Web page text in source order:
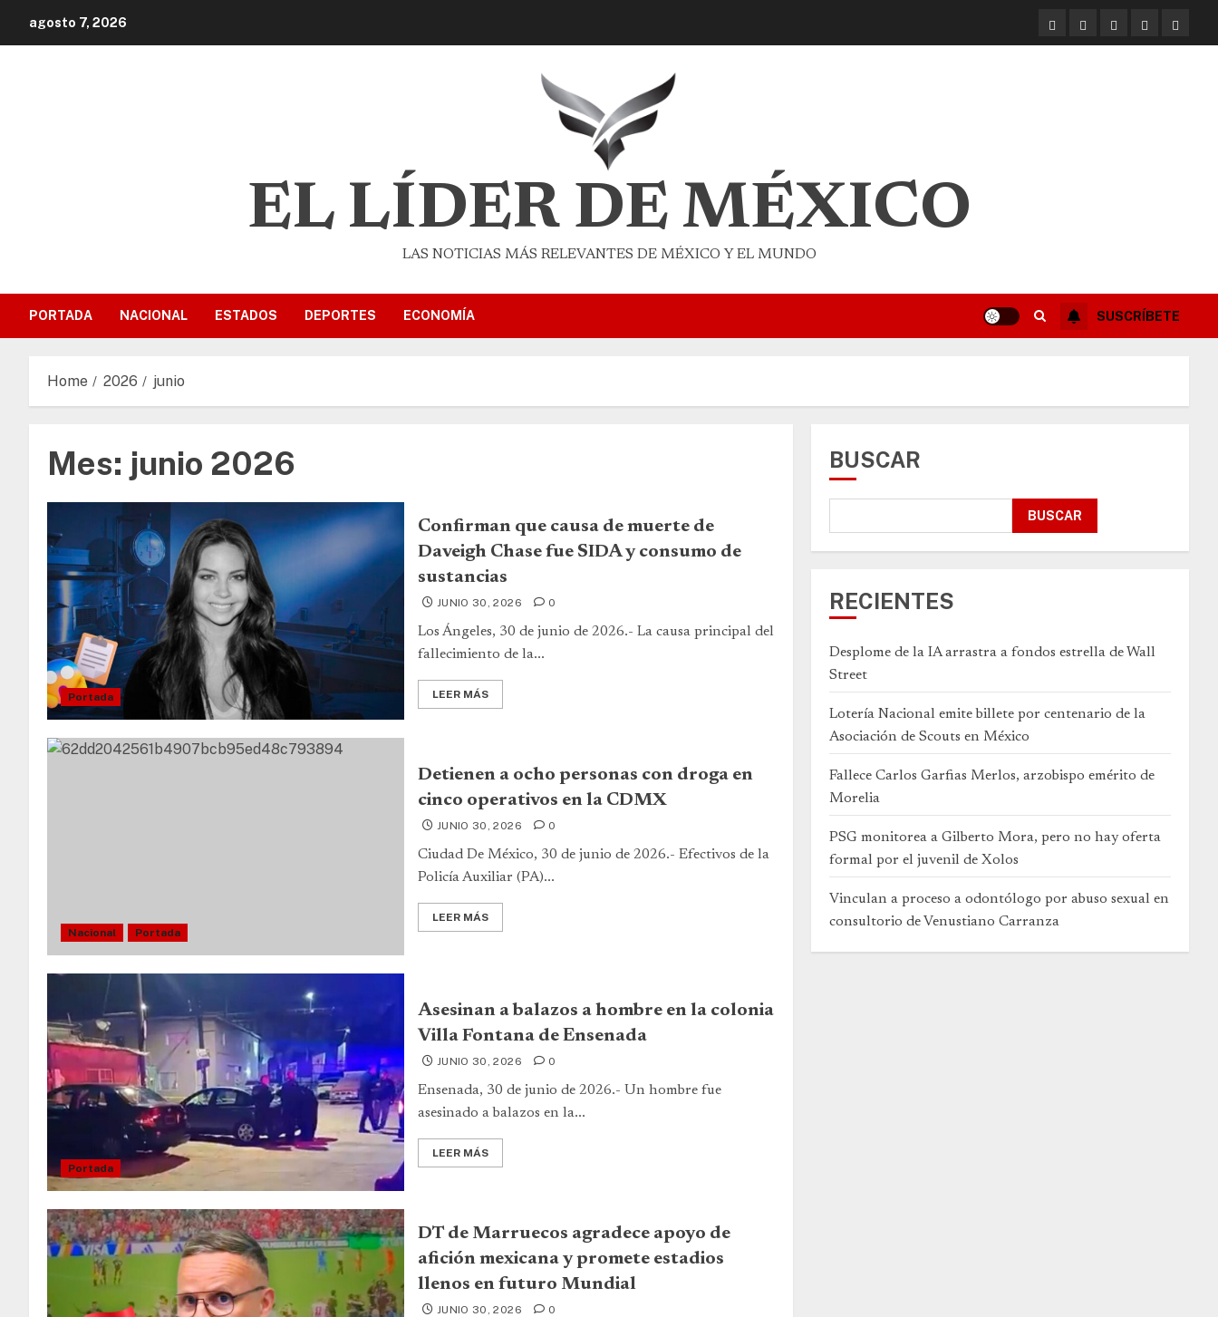
agosto 7, 2026
EL LÍDER DE MÉXICO
LAS NOTICIAS MÁS RELEVANTES DE MÉXICO Y EL MUNDO
PORTADA NACIONAL ESTADOS DEPORTES ECONOMÍA SUSCRÍBETE
Home 2026 junio
Mes: junio 2026
Portada
Confirman que causa de muerte de
Daveigh Chase fue SIDA y consumo de
sustancias
JUNIO 30, 2026 0
Los Ángeles, 30 de junio de 2026.- La causa principal del
fallecimiento de la...
LEER MÁS
Nacional Portada
Detienen a ocho personas con droga en
cinco operativos en la CDMX
JUNIO 30, 2026 0
Ciudad De México, 30 de junio de 2026.- Efectivos de la
Policía Auxiliar (PA)...
LEER MÁS
Portada
Asesinan a balazos a hombre en la colonia
Villa Fontana de Ensenada
JUNIO 30, 2026 0
Ensenada, 30 de junio de 2026.- Un hombre fue
asesinado a balazos en la...
LEER MÁS
DT de Marruecos agradece apoyo de
afición mexicana y promete estadios
llenos en futuro Mundial
JUNIO 30, 2026 0
BUSCAR
BUSCAR
RECIENTES
Desplome de la IA arrastra a fondos estrella de Wall
Street
Lotería Nacional emite billete por centenario de la
Asociación de Scouts en México
Fallece Carlos Garfias Merlos, arzobispo emérito de
Morelia
PSG monitorea a Gilberto Mora, pero no hay oferta
formal por el juvenil de Xolos
Vinculan a proceso a odontólogo por abuso sexual en
consultorio de Venustiano Carranza